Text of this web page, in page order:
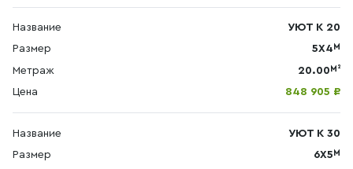
Название
УЮТ К 20
Размер
5Х4 М
Метраж 20.00М²
Цена 848 905 ₽
Название
УЮТ К 30
Размер
6Х5М